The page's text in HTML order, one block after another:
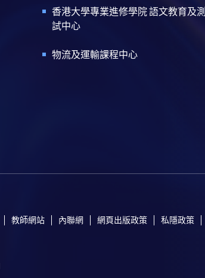
香港大學專業進修學院 語文教育及測
試中心
物流及運輸課程中心
教師網站 內聯網 網頁出版政策 私隱政策